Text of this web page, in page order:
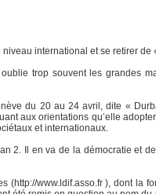
international et se retirer de
trop souvent les grandes
du 20 au 24 avril, dite «
aux orientations qu’elle
et internationaux.
2. Il en va de la démocratie et
www.ldif.asso.fr ), dont la